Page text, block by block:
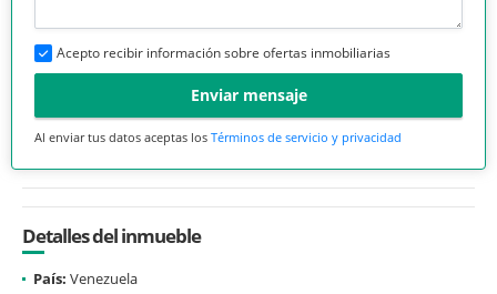
Acepto recibir información sobre ofertas inmobiliarias
Enviar mensaje
Al enviar tus datos aceptas los Términos de servicio y privacidad
Detalles del inmueble
País: Venezuela